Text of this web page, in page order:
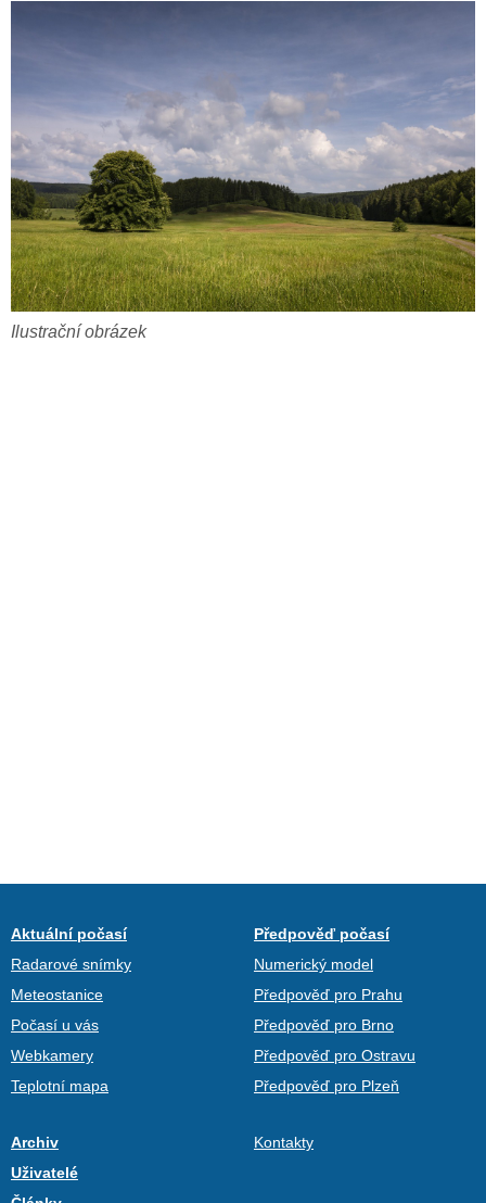
Ilustrační obrázek
Aktuální počasí
Radarové snímky
Meteostanice
Počasí u vás
Webkamery
Teplotní mapa
Předpověď počasí
Numerický model
Předpověď pro Prahu
Předpověď pro Brno
Předpověď pro Ostravu
Předpověď pro Plzeň
Archiv
Uživatelé
Kontakty